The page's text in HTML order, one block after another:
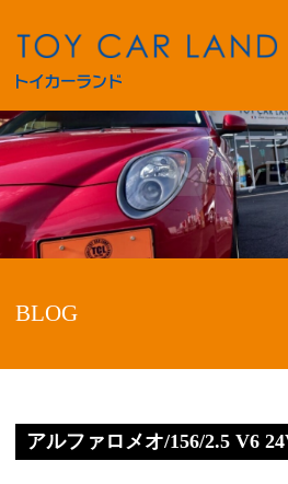
BLOG
アルファロメオ/156/2.5 V6